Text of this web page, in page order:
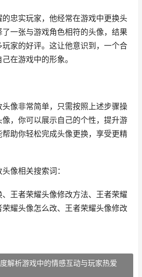
忠实玩家，他经常在游戏中更换头
一张与游戏角色相符的头像，结果
家的好评。这让他意识到，一个合
在游戏中的形象。
像非常简单，只需按照上述步骤操
，你可以展示自己的个性，提升游
助你轻松完成头像更换，享受更精
像相关搜索词：
王者荣耀头像修改方法、王者荣耀
耀头像怎么改、王者荣耀头像修改
解析游戏中的情感互动与玩家热爱